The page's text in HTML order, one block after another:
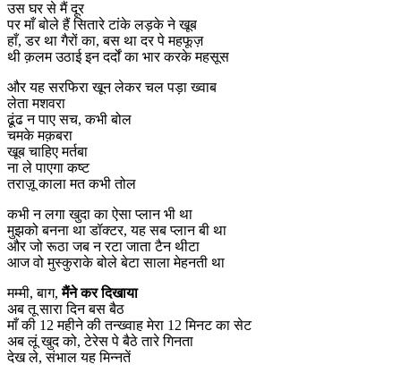
उस घर से मैं दूर
पर माँ बोले हैं सितारे टांके लड़के ने खूब
हाँ, डर था गैरों का, बस था दर पे महफूज़
थी क़लम उठाई इन दर्दों का भार करके महसूस
और यह सरफिरा खून लेकर चल पड़ा ख्वाब
लेता मशवरा
ढूंढ न पाए सच, कभी बोल
चमके मक़बरा
खूब चाहिए मर्तबा
ना ले पाएगा कष्ट
तराज़ू काला मत कभी तोल
कभी न लगा खुदा का ऐसा प्लान भी था
मुझको बनना था डॉक्टर, यह सब प्लान बी था
और जो रूठा जब न रटा जाता टैन थीटा
आज वो मुस्कुराके बोले बेटा साला मेहनती था
मम्मी, बाग,मैंने कर दिखाया
अब तू सारा दिन बस बैठ
माँ की 12 महीने की तन्ख्वाह मेरा 12 मिनट का सेट
अब लूं खुद को, टेरेस पे बैठे तारे गिनता
देख ले, संभाल यह मिन्नतें